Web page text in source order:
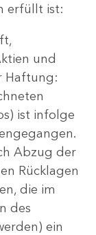
erfüllt ist:
und
Haftung:
ist infolge
Abzug der
Rücklagen
die im
des
ein